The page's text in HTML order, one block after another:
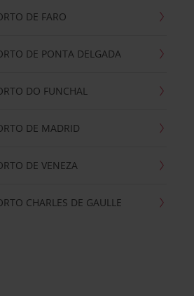
DE FARO
DE PONTA DELGADA
DO FUNCHAL
DE MADRID
DE VENEZA
CHARLES DE GAULLE